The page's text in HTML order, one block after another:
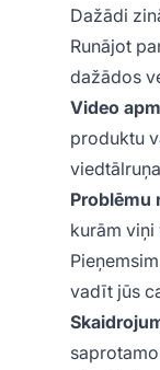
Dažādi
Runājot
dažādos
Video
produktu
Problēmu
kurām viņi
vadīt jūs